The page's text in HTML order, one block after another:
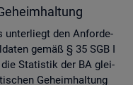
un­ter­liegt den An­for­de­
gemäß § 35 SGB I
die Sta­tis­tik der BA glei­
Ge­heim­hal­tung